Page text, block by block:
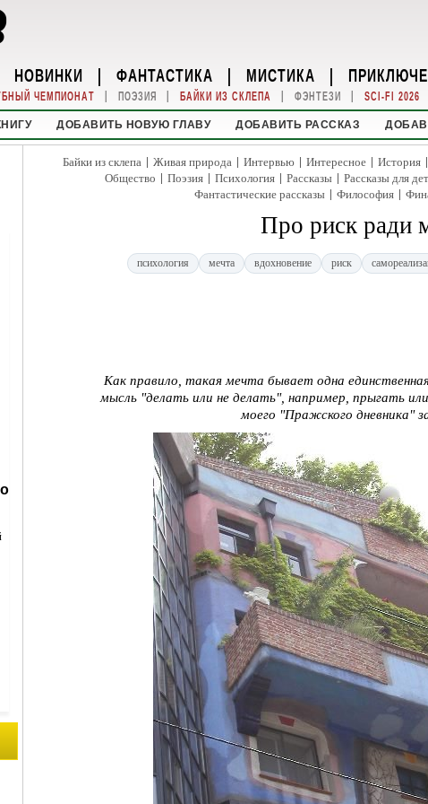
НОВИНКИ | ФАНТАСТИКА | МИСТИКА |
ЧЕМПИОНАТ | ПОЭЗИЯ | БАЙКИ ИЗ СКЛЕПА | ФЭНТЕЗИ | SCI-FI 2026
ДОБАВИТЬ НОВУЮ ГЛАВУ ДОБАВИТЬ РАССКАЗ
Байки из склепа | Живая природа | Интервью | Интересное | История |
Общество | Поэзия | Психология | Рассказы | Рассказы для
Фантастические рассказы | Философия |
Про риск ради
психология мечта вдохновение риск
Как правило, такая мечта бывает одна
мысль "делать или не делать", например, прыгать
моего "Пражского дневника"